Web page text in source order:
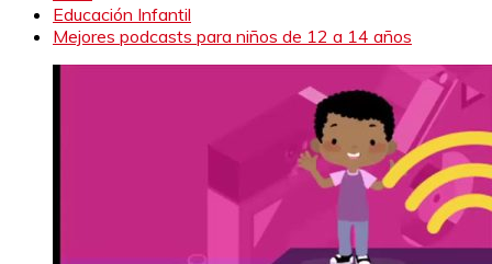
Educación Infantil
Mejores podcasts para niños de 12 a 14 años